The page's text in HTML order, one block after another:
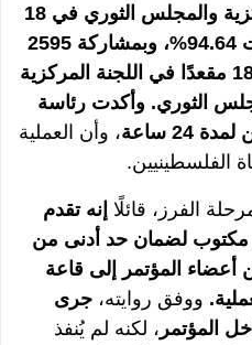
النهائية لانتخابات اللجنة المركزية والمجلس الثوري في 18
أيار/مايو، بنسبة مشاركة بلغت 94.64%، وبمشاركة 2595
عضوًا، تنافس منهم 59 على 18 مقعدًا في اللجنة المركزية
في المجلس الثوري. وأكدت رئاسة
24 ساعة
، وأن العملية
الفلسطينيين.
الفرز، قائلًا إنه تقدم
مكتوب لضمان حد أدنى من
أعضاء المؤتمر إلى قاعة
ووفق روايته، جرى
المؤتمر ، لكنه لم يُنفذ